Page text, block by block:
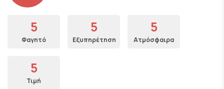
5
Φαγητό
5
Εξυπηρέτηση
5
Ατμόσφαιρα
5
Τιμή